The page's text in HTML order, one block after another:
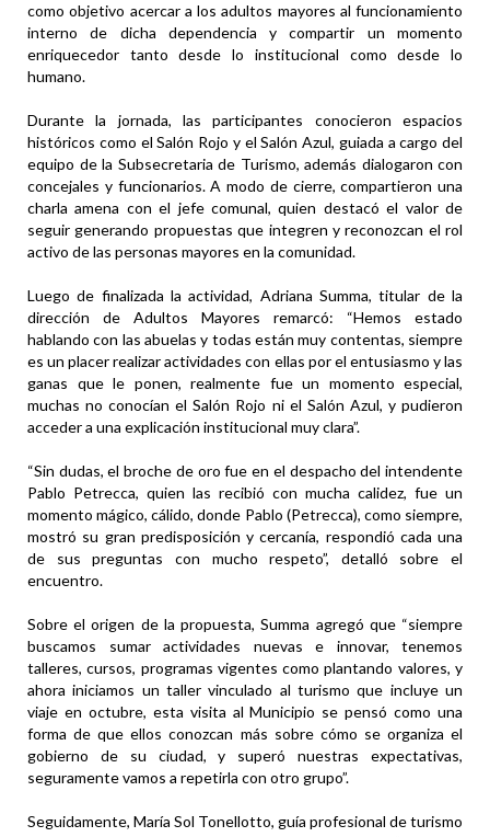
como objetivo acercar a los adultos mayores al funcionamiento
interno de dicha dependencia y compartir un momento
enriquecedor tanto desde lo institucional como desde lo
humano.
Durante la jornada, las participantes conocieron espacios
históricos como el Salón Rojo y el Salón Azul, guiada a cargo del
equipo de la Subsecretaria de Turismo, además dialogaron con
concejales y funcionarios. A modo de cierre, compartieron una
charla amena con el jefe comunal, quien destacó el valor de
seguir generando propuestas que integren y reconozcan el rol
activo de las personas mayores en la comunidad.
Luego de finalizada la actividad, Adriana Summa, titular de la
dirección de Adultos Mayores remarcó: “Hemos estado
hablando con las abuelas y todas están muy contentas, siempre
es un placer realizar actividades con ellas por el entusiasmo y las
ganas que le ponen, realmente fue un momento especial,
muchas no conocían el Salón Rojo ni el Salón Azul, y pudieron
acceder a una explicación institucional muy clara”.
“Sin dudas, el broche de oro fue en el despacho del intendente
Pablo Petrecca, quien las recibió con mucha calidez, fue un
momento mágico, cálido, donde Pablo (Petrecca), como siempre,
mostró su gran predisposición y cercanía, respondió cada una
de sus preguntas con mucho respeto”, detalló sobre el
encuentro.
Sobre el origen de la propuesta, Summa agregó que “siempre
buscamos sumar actividades nuevas e innovar, tenemos
talleres, cursos, programas vigentes como plantando valores, y
ahora iniciamos un taller vinculado al turismo que incluye un
viaje en octubre, esta visita al Municipio se pensó como una
forma de que ellos conozcan más sobre cómo se organiza el
gobierno de su ciudad, y superó nuestras expectativas,
seguramente vamos a repetirla con otro grupo”.
Seguidamente, María Sol Tonellotto, guía profesional de turismo